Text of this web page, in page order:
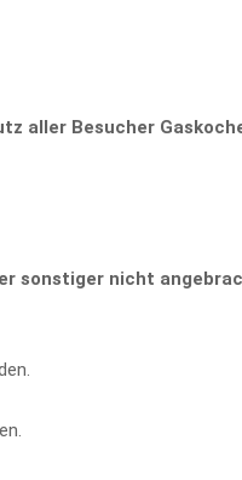
aller Besucher
sonstiger nicht